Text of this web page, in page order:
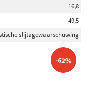
16,8
49,5
slijtagewaarschuwing
-62%